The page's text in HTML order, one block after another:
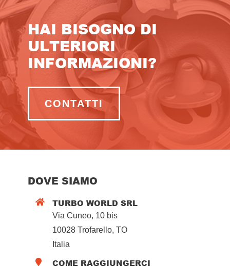
HAI BISOGNO DI
ULTERIORI
INFORMAZIONI?
CONTATTI
DOVE SIAMO
 TURBO WORLD SRL
Via Cuneo, 10 bis
10028 Trofarello, TO
Italia
 COME RAGGIUNGERCI